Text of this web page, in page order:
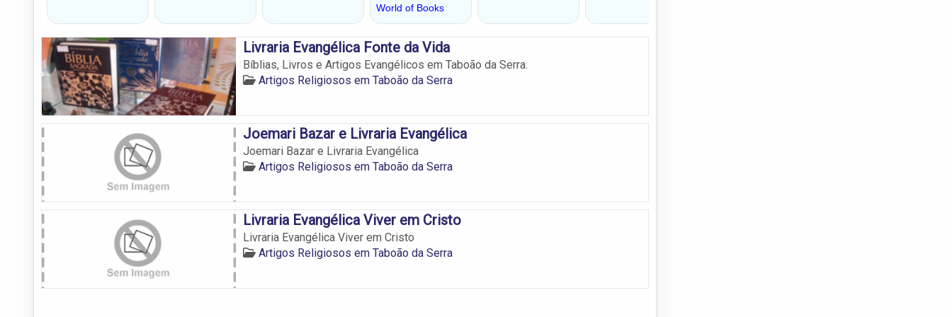
Livraria Evangélica Fonte da Vida
Bíblias, Livros e Artigos Evangélicos em Taboão da Serra.
Artigos Religiosos em Taboão da Serra
Joemari Bazar e Livraria Evangélica
Joemari Bazar e Livraria Evangélica
Artigos Religiosos em Taboão da Serra
Livraria Evangélica Viver em Cristo
Livraria Evangélica Viver em Cristo
Artigos Religiosos em Taboão da Serra